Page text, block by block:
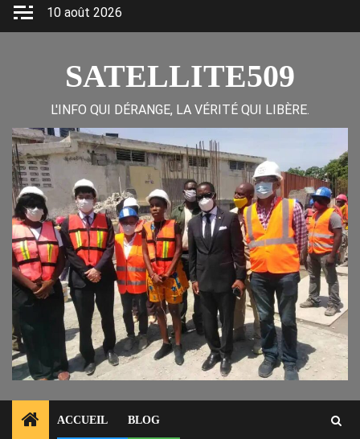
Skip
10 août 2026
SATELLITE509
L'INFO QUI DÉRANGE, LA VÉRITÉ QUI LIBÈRE.
ACCUEIL BLOG